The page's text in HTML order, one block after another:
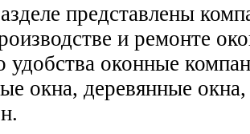
представлены
и ремонте
удобства оконные
окна, деревянные